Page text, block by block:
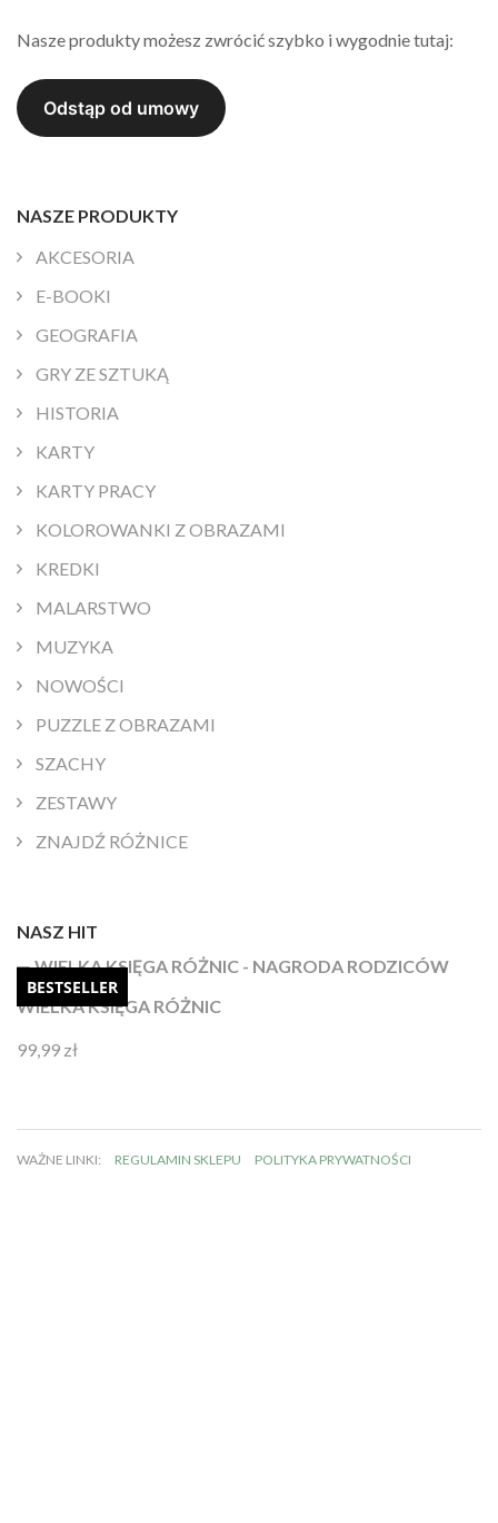
Nasze produkty możesz zwrócić szybko i wygodnie tutaj:
NASZE PRODUKTY
AKCESORIA
E-BOOKI
GEOGRAFIA
GRY ZE SZTUKĄ
HISTORIA
KARTY
KARTY PRACY
KOLOROWANKI Z OBRAZAMI
KREDKI
MALARSTWO
MUZYKA
NOWOŚCI
PUZZLE Z OBRAZAMI
SZACHY
ZESTAWY
ZNAJDŹ RÓŻNICE
NASZ HIT
BESTSELLER
WIELKA KSIĘGA RÓŻNIC
Oceniono
99,99 zł
WAŻNE LINKI: REGULAMIN SKLEPU POLITYKA PRYWATNOŚCI